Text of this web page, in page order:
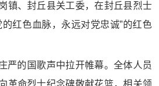
镇、封丘县关工委，在封丘县烈士
的红色血脉，永远对党忠诚”的红色
严的国歌声中拉开帷幕。全体人员
革命烈士纪念碑敬献花篮，相关领